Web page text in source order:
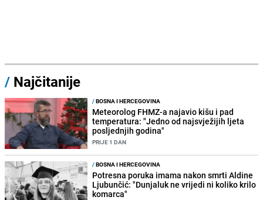
/ Najčitanije
/BOSNA I HERCEGOVINA
Meteorolog FHMZ-a najavio kišu i pad
temperatura: "Jedno od najsvježijih ljeta
posljednjih godina"
PRIJE 1 DAN
/BOSNA I HERCEGOVINA
Potresna poruka imama nakon smrti Aldine
Ljubunčić: "Dunjaluk ne vrijedi ni koliko krilo
komarca"